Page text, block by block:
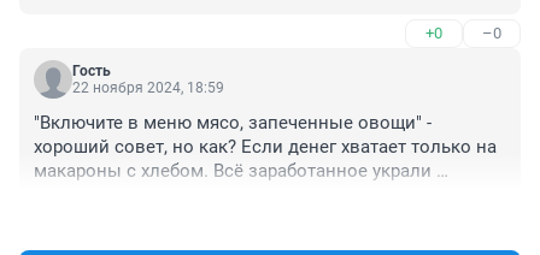
+0 –0
Гость
22 ноября 2024, 18:59
"Включите в меню мясо, запеченные овощи" -
хороший совет, но как? Если денег хватает только на
макароны с хлебом. Всё заработанное украли